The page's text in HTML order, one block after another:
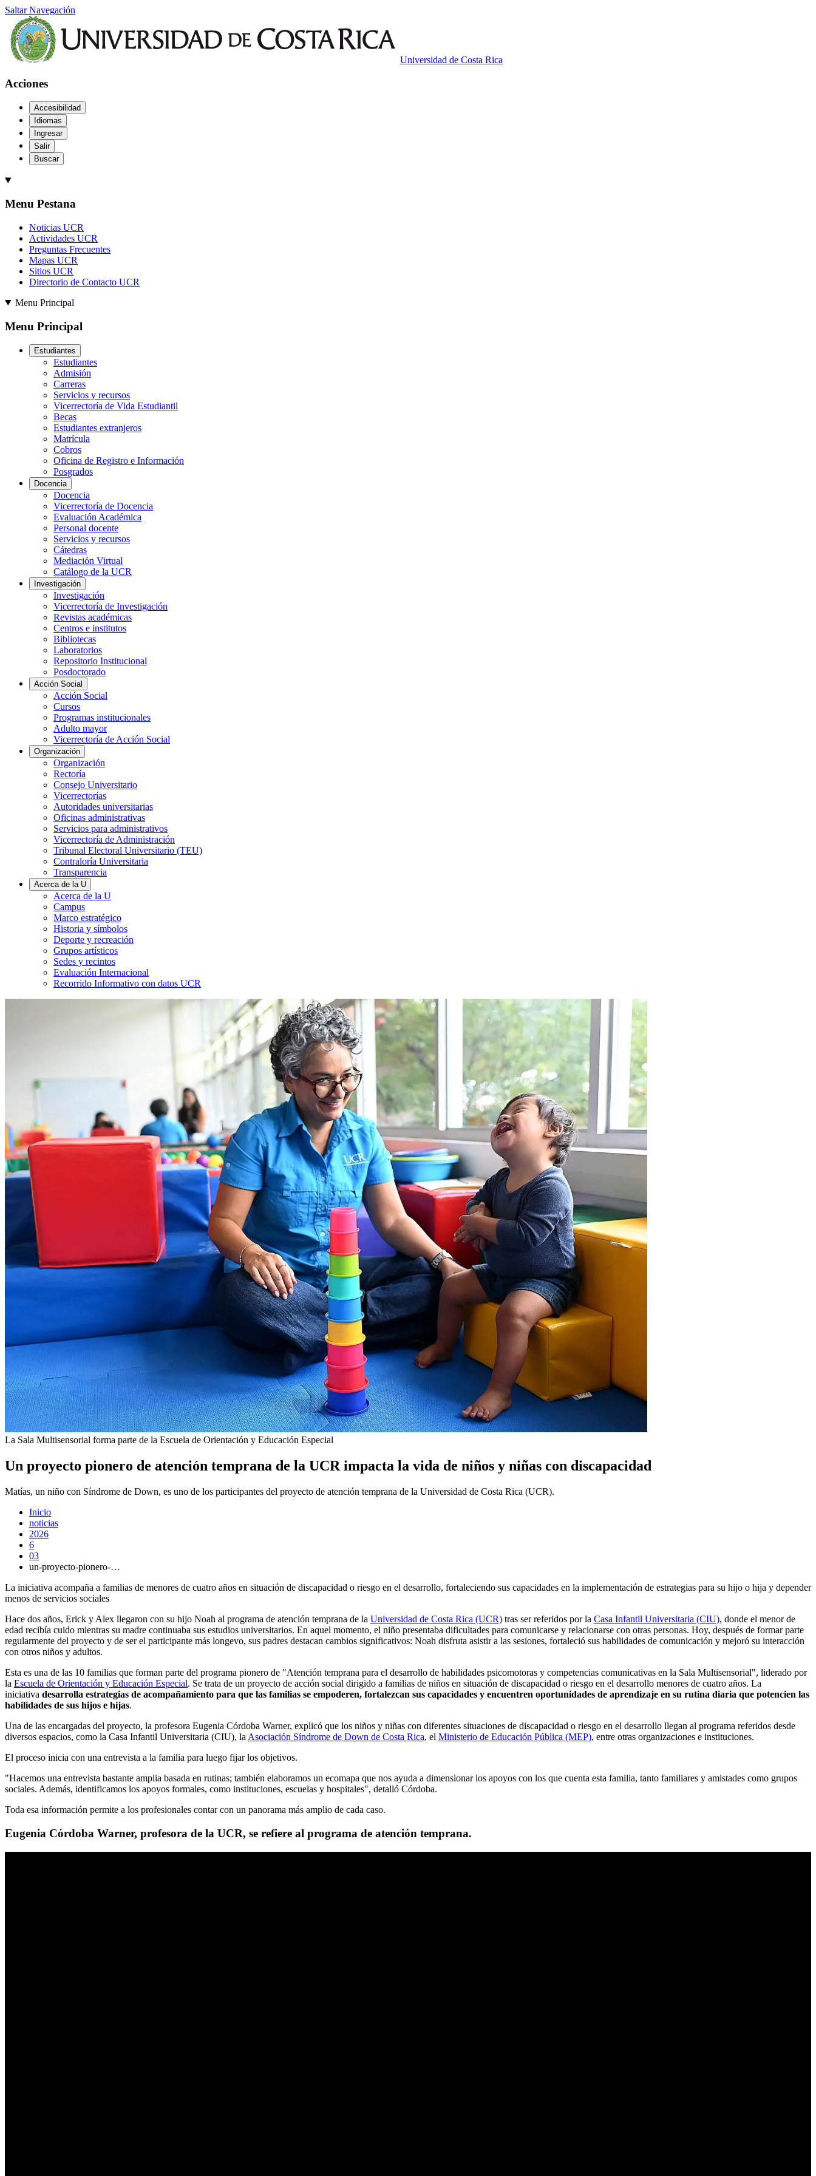
Saltar Navegación
Universidad de Costa Rica
Acciones
Accesibilidad
Idiomas
Ingresar
Salir
Buscar
Menu Pestana
Noticias UCR
Actividades UCR
Preguntas Frecuentes
Mapas UCR
Sitios UCR
Directorio de Contacto UCR
Menu Principal
Menu Principal
Estudiantes
Estudiantes
Admisión
Carreras
Servicios y recursos
Vicerrectoría de Vida Estudiantil
Becas
Estudiantes extranjeros
Matrícula
Cobros
Oficina de Registro e Información
Posgrados
Docencia
Docencia
Vicerrectoría de Docencia
Evaluación Académica
Personal docente
Servicios y recursos
Cátedras
Mediación Virtual
Catálogo de la UCR
Investigación
Investigación
Vicerrectoría de Investigación
Revistas académicas
Centros e institutos
Bibliotecas
Laboratorios
Repositorio Institucional
Posdoctorado
Acción Social
Acción Social
Cursos
Programas institucionales
Adulto mayor
Vicerrectoría de Acción Social
Organización
Organización
Rectoría
Consejo Universitario
Vicerrectorías
Autoridades universitarias
Oficinas administrativas
Servicios para administrativos
Vicerrectoría de Administración
Tribunal Electoral Universitario (TEU)
Contraloría Universitaria
Transparencia
Acerca de la U
Acerca de la U
Campus
Marco estratégico
Historia y símbolos
Deporte y recreación
Grupos artísticos
Sedes y recintos
Evaluación Internacional
Recorrido Informativo con datos UCR
La Sala Multisensorial forma parte de la Escuela de Orientación y Educación Especial
Un proyecto pionero de atención temprana de la UCR impacta la vida de niños y niñas con discapacidad
Matías, un niño con Síndrome de Down, es uno de los participantes del proyecto de atención temprana de la Universidad de Costa Rica (UCR).
Inicio
noticias
2026
6
03
un-proyecto-pionero-…
La iniciativa acompaña a familias de menores de cuatro años en situación de discapacidad o riesgo en el desarrollo, fortaleciendo sus capacidades en la implementación de estrategias para su hijo o hija y depender
menos de servicios sociales
Hace dos años, Erick y Alex llegaron con su hijo Noah al programa de atención temprana de la Universidad de Costa Rica (UCR) tras ser referidos por la Casa Infantil Universitaria (CIU), donde el menor de
edad recibía cuido mientras su madre continuaba sus estudios universitarios. En aquel momento, el niño presentaba dificultades para comunicarse y relacionarse con otras personas. Hoy, después de formar parte
regularmente del proyecto y de ser el participante más longevo, sus padres destacan cambios significativos: Noah disfruta asistir a las sesiones, fortaleció sus habilidades de comunicación y mejoró su interacción
con otros niños y adultos.
Esta es una de las 10 familias que forman parte del programa pionero de "Atención temprana para el desarrollo de habilidades psicomotoras y competencias comunicativas en la Sala Multisensorial", liderado por
la Escuela de Orientación y Educación Especial. Se trata de un proyecto de acción social dirigido a familias de niños en situación de discapacidad o riesgo en el desarrollo menores de cuatro años. La
iniciativa desarrolla estrategias de acompañamiento para que las familias se empoderen, fortalezcan sus capacidades y encuentren oportunidades de aprendizaje en su rutina diaria que potencien las
habilidades de sus hijos e hijas.
Una de las encargadas del proyecto, la profesora Eugenia Córdoba Warner, explicó que los niños y niñas con diferentes situaciones de discapacidad o riesgo en el desarrollo llegan al programa referidos desde
diversos espacios, como la Casa Infantil Universitaria (CIU), la Asociación Síndrome de Down de Costa Rica, el Ministerio de Educación Pública (MEP), entre otras organizaciones e instituciones.
El proceso inicia con una entrevista a la familia para luego fijar los objetivos.
"Hacemos una entrevista bastante amplia basada en rutinas; también elaboramos un ecomapa que nos ayuda a dimensionar los apoyos con los que cuenta esta familia, tanto familiares y amistades como grupos
sociales. Además, identificamos los apoyos formales, como instituciones, escuelas y hospitales", detalló Córdoba.
Toda esa información permite a los profesionales contar con un panorama más amplio de cada caso.
Eugenia Córdoba Warner, profesora de la UCR, se refiere al programa de atención temprana.